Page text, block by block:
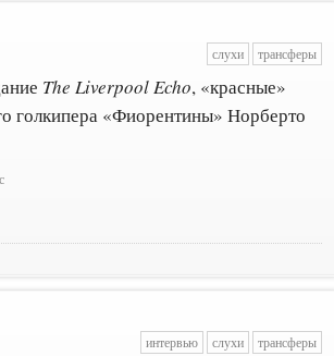
слухи трансферы
The Liverpool Echo, «красные»
голкипера «Фиорентины» Норберто
интервью слухи трансферы